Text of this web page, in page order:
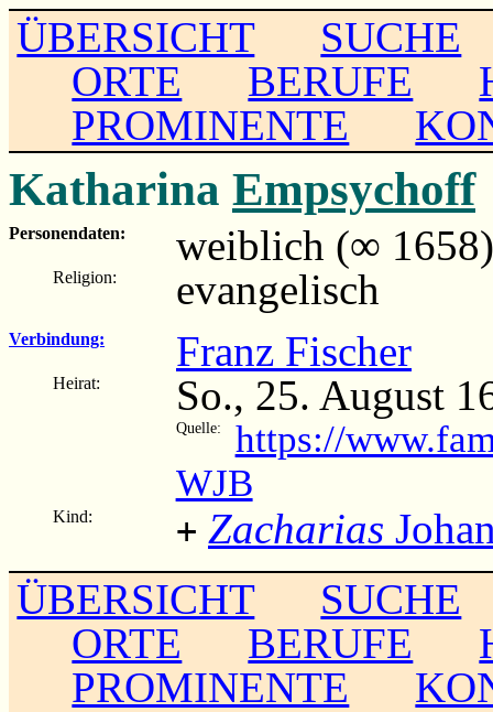
ÜBERSICHT
SUCHE
ORTE
BERUFE
PROMINENTE
Katharina Empsychoff
Personendaten: weiblich (∞ 1658)
Religion: evangelisch
Verbindung: Franz Fischer
Heirat: So., 25. August
Quelle:
https://
WJB
Kind: + Zacharias
ÜBERSICHT
SUCHE
ORTE
BERUFE
PROMINENTE